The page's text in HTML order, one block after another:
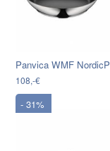
108,-€
- 31%